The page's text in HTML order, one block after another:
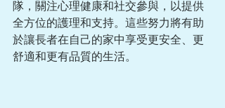
隊，關注心理健康和社交參與，以提供
全方位的護理和支持。這些努力將有助
於讓長者在自己的家中享受更安全、更
舒適和更有品質的生活。